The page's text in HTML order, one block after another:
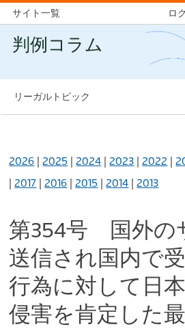
サイト一覧 ロ
判例コラム
リーガルトピック
2026 |2025 |2024 |2023 |2022 |
|2017 |2016 |2015 |2014 |2013
第354号 国外の
送信され国内で
行為に対して日
侵害を肯定した